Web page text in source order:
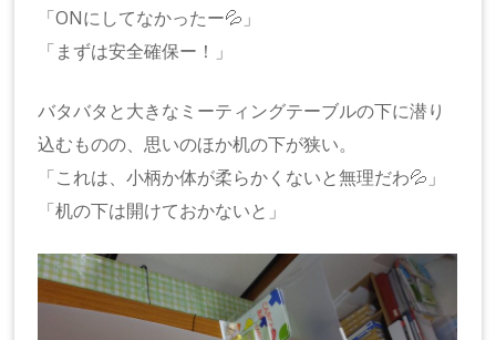
「ONにしてなかったー💦」
「まずは安全確保ー！」
バタバタと大きなミーティングテーブルの下に潜り
込むものの、思いのほか机の下が狭い。
「これは、小柄か体が柔らかくないと無理だわ💦」
「机の下は開けておかないと」